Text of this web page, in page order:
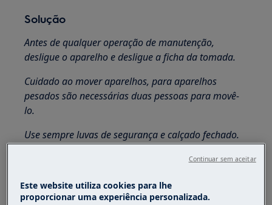
Solução
Antes de qualquer operação de manutenção,
desligue o aparelho e desligue a ficha da tomada.
Cuidado ao mover aparelhos, para aparelhos
pesados são necessárias duas pessoas para movê-
lo.
Use sempre luvas de segurança e calçado fechado.
Observe que o auto-reparação ou reparação não
não for efectuada correctamente
Este website utiliza cookies para lhe
proporcionar uma experiência personalizada.
Continuar sem aceitar